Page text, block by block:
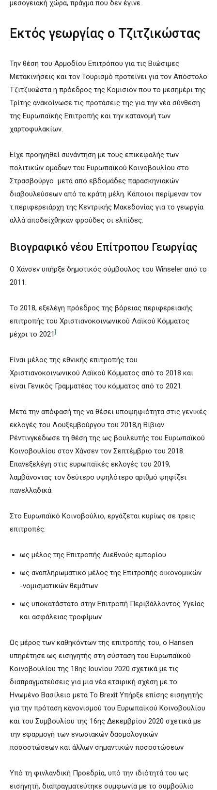
μεσογειακή χώρα, πράγμα που δεν έγινε.
Εκτός γεωργίας ο Τζιτζικώστας
Την θέση του Αρμοδίου Επιτρόπου για τις Βιώσιμες
Μετακινήσεις και τον Τουρισμό προτείνει για τον Απόστολο
Τζιτζικώστα η πρόεδρος της Κομισιόν που το μεσημέρι της
Τρίτης ανακοίνωσε τις προτάσεις της για την νέα σύνθεση
της Ευρωπαϊκής Επιτροπής και την κατανομή των
χαρτοφυλακίων.
Είχε προηγηθεί συνάντηση με τους επικεφαλής των
πολιτικών ομάδων του Ευρωπαϊκού Κοινοβουλίου στο
Στρασβούργο μετά από εβδομάδες παρασκηνιακών
διαβουλεύσεων από τα κράτη μέλη. Κάποιοι περίμεναν τον
τ.περιφερειάρχη της Κεντρικής Μακεδονίας για το γεωργία
αλλά αποδείχθηκαν φρούδες οι ελπίδες.
Βιογραφικό νέου Επίτροπου Γεωργίας
Ο Χάνσεν υπήρξε δημοτικός σύμβουλος του Winseler από το
2011.
Το 2018, εξελέγη πρόεδρος της βόρειας περιφερειακής
επιτροπής του Χριστιανοκοινωνικού Λαϊκού Κόμματος
μέχρι το 2021
Είναι μέλος της εθνικής επιτροπής του
Χριστιανοκοινωνικού Λαϊκού Κόμματος από το 2018 και
είναι Γενικός Γραμματέας του κόμματος από το 2021.
Μετά την απόφασή της να θέσει υποψηφιότητα στις γενικές
εκλογές του Λουξεμβούργου του 2018,η Βίβιαν
Ρέντινγκέδωσε τη θέση της ως βουλευτής του Ευρωπαϊκού
Κοινοβουλίου στον Χάνσεν τον Σεπτέμβριο του 2018.
Επανεξελέγη στις ευρωπαϊκές εκλογές του 2019,
λαμβάνοντας τον δεύτερο υψηλότερο αριθμό ψηφίζει
πανελλαδικά.
Στο Ευρωπαϊκό Κοινοβούλιο, εργάζεται κυρίως σε τρεις
επιτροπές:
ως μέλος της Επιτροπής Διεθνούς εμπορίου
ως αναπληρωματικό μέλος της Επιτροπής οικονομικών
-νομισματικών θεμάτων
ως υποκατάστατο στην Επιτροπή Περιβάλλοντος Υγείας
και ασφάλειας τροφίμων
Ως μέρος των καθηκόντων της επιτροπής του, ο Hansen
υπηρέτησε ως εισηγητής στη σύσταση του Ευρωπαϊκού
Κοινοβουλίου της 18ης Ιουνίου 2020 σχετικά με τις
διαπραγματεύσεις για μια νέα εταιρική σχέση με το
Ηνωμένο Βασίλειο μετά Το Brexit Υπήρξε επίσης εισηγητής
για την πρόταση κανονισμού του Ευρωπαϊκού Κοινοβουλίου
και του Συμβουλίου της 16ης Δεκεμβρίου 2020 σχετικά με
την εφαρμογή των ενωσιακών δασμολογικών
ποσοστώσεων και άλλων σημαντικών ποσοστώσεων
Υπό τη φινλανδική Προεδρία, υπό την ιδιότητά του ως
εισηγητή, διαπραγματεύτηκε συμφωνία με το συμβούλιο